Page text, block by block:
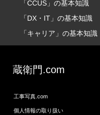
「CCUS」の基本知識
「DX・IT」の基本知識
「キャリア」の基本知識
蔵衛門.com
工事写真.com
個人情報の取り扱い